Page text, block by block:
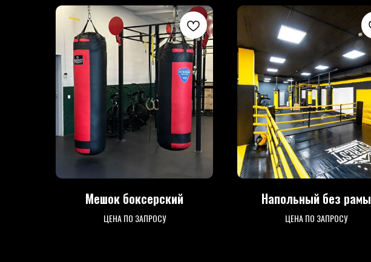
Мешок боксерский
ЦЕНА ПО ЗАПРОСУ
Напольный без рамы
ЦЕНА ПО ЗАПРОСУ